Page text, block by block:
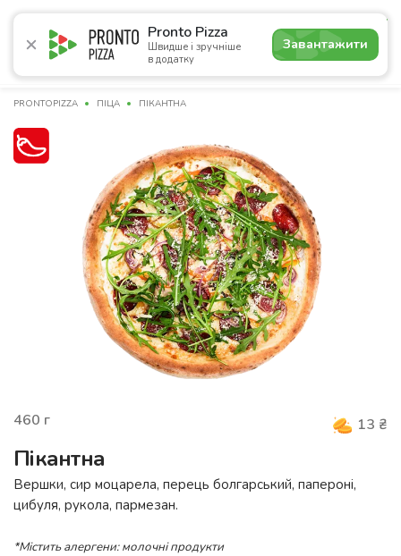
Pronto Pizza
Швидше і зручніше
в додатку
Завантажити
5.0
Акції Піца Суші Сети Бургери Комбо
PRONTOPIZZA ПІЦА ПІКАНТНА
460 г 13 ₴
Пікантна
Вершки, сир моцарела, перець болгарський, папероні,
цибуля, рукола, пармезан.
*Містить алергени: молочні продукти